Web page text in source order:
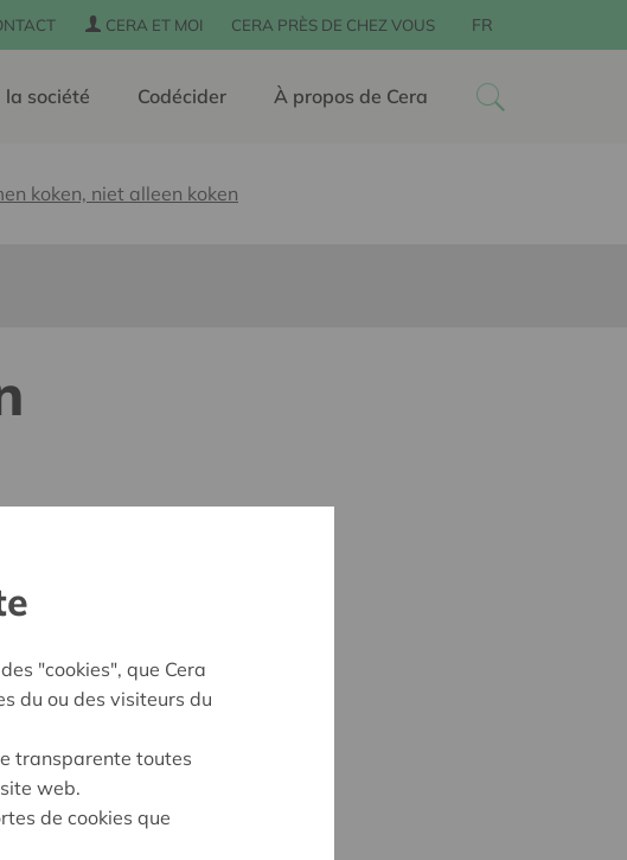
CERA ET MOI CERA PRÈS DE CHEZ VOUS FR
la société Codécider À propos de Cera
koken, niet alleen koken
"cookies", que Cera
du ou des visiteurs du
transparente toutes
web.
de cookies que